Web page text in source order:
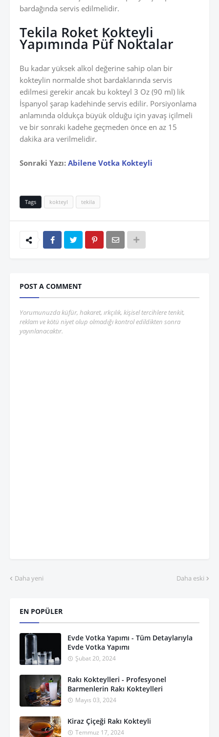
bardağında servis edilmelidir.
Tekila Roket Kokteyli
Yapımında Püf Noktalar
Bu kadar yüksek alkol değerine sahip olan bir
kokteylin normalde shot bardaklarında servis
edilmesi gerekir ancak bu kokteyl 3 Oz (90 ml) lik
İspanyol şarap kadehinde servis edilir. Porsiyonlama
anlamında oldukça büyük olduğu için yavaş içilmeli
ve bir sonraki kadehe geçmeden önce en az 15
dakika ara verilmelidir.
Sonraki Yazı: Abilene Votka Kokteyli
Tags kokteyl tekila
POST A COMMENT
Yorumunuzda küfür, hakaret, ırkçılık, kişisel tercihlere tenkit,
reklam ve kötü niyet olup olmadığı kontrol edildikten sonra
yayınlanacaktır.
Daha yeni Daha eski
EN POPÜLER
Evde Votka Yapımı - Tüm Detaylarıyla
Evde Votka Yapımı
Şubat 20, 2024
Rakı Kokteylleri - Profesyonel
Barmenlerin Rakı Kokteylleri
Mayıs 03, 2024
Kiraz Çiçeği Rakı Kokteyli
Temmuz 17, 2024